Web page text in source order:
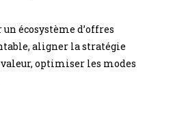
écosystème d’offres
aligner la stratégie
optimiser les modes